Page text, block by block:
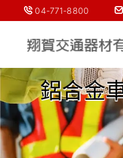
04-771-8800
鋁合金